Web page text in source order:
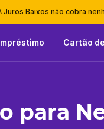
Juros Baixos não cobra
Cartão
para